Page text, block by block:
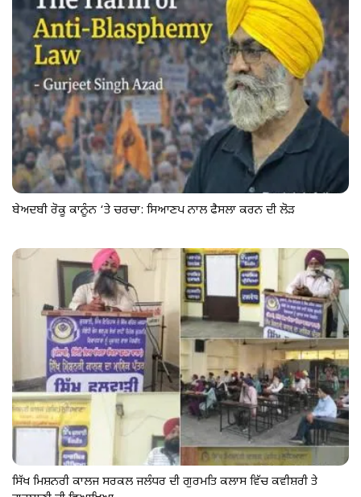
ਬੇਅਦਬੀ ਰੋਕੂ ਕਾਨੂੰਨ ‘ਤੇ ਚਰਚਾ: ਸਿਆਣਪ ਨਾਲ ਫੈਸਲਾ ਕਰਨ ਦੀ ਲੋੜ
ਸਿੱਖ ਮਿਸ਼ਨਰੀ ਕਾਲਜ ਸਰਕਲ ਜਲੰਧਰ ਦੀ ਗੁਰਮਤਿ ਕਲਾਸ ਵਿੱਚ ਕਵੀਸ਼ਰੀ ਤੇ